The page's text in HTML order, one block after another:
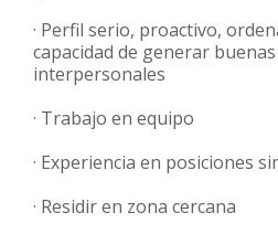
· Perfil serio, proactivo,
capacidad de generar
interpersonales
· Trabajo en equipo
· Experiencia en posiciones
· Residir en zona cercana